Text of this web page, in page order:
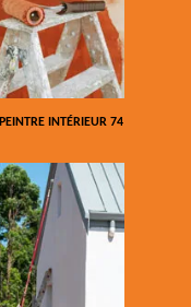
PEINTRE INTÉRIEUR 74